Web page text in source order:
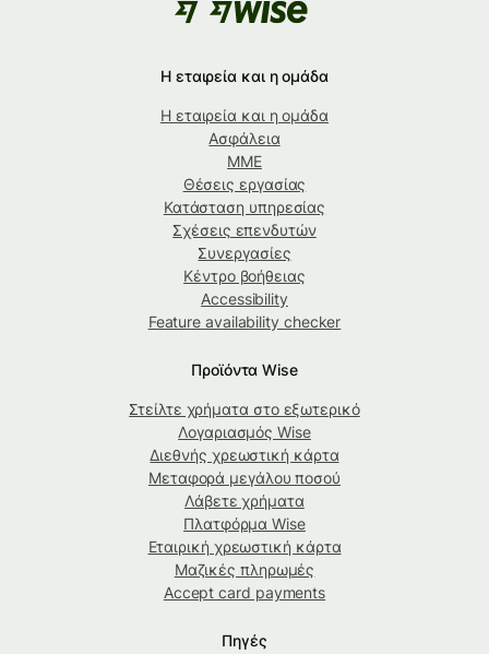
Η εταιρεία και η ομάδα
Η εταιρεία και η ομάδα
Ασφάλεια
ΜΜΕ
Θέσεις εργασίας
Κατάσταση υπηρεσίας
Σχέσεις επενδυτών
Συνεργασίες
Κέντρο βοήθειας
Accessibility
Feature availability checker
Προϊόντα Wise
Στείλτε χρήματα στο εξωτερικό
Λογαριασμός Wise
Διεθνής χρεωστική κάρτα
Μεταφορά μεγάλου ποσού
Λάβετε χρήματα
Πλατφόρμα Wise
Εταιρική χρεωστική κάρτα
Μαζικές πληρωμές
Accept card payments
Πηγές